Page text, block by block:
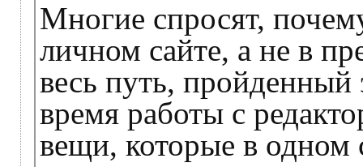
Многие спросят,
личном сайте, а не в
весь путь, пройденный
время работы с
вещи, которые в одном